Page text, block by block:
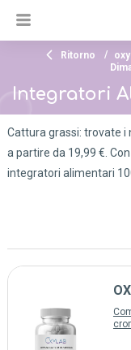
Ritorno
Integratori
Cattura grassi: trovate
a partire da 19,99 €.
integratori alimentari